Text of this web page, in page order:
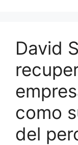
David
como
del